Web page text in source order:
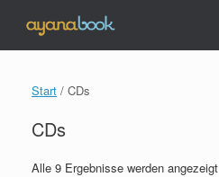
Inhalt
springen
Start / CDs
CDs
Alle 9 Ergebnisse werden angezeigt